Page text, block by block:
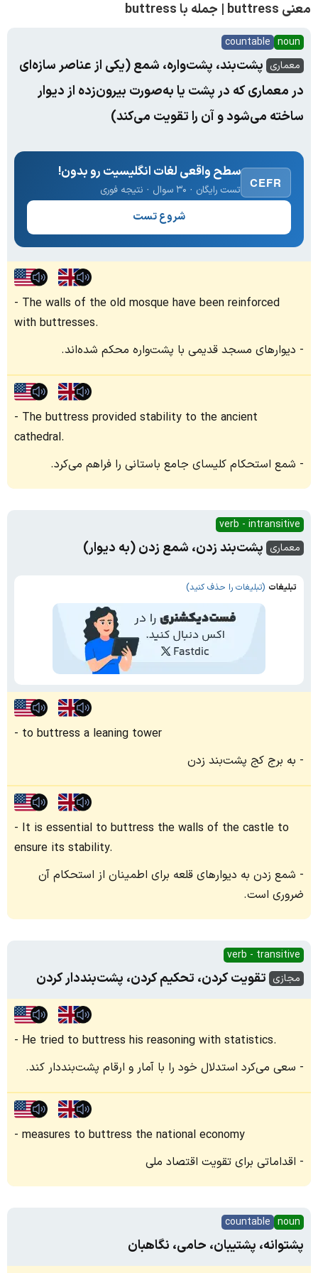
معنی buttress | جمله با buttress
noun
countable
معماری پشت‌بند، پشت‌واره، شمع (یکی از عناصر سازه‌ای
در معماری که در پشت یا به‌صورت بیرون‌زده از دیوار
ساخته می‌شود و آن را تقویت می‌کند)
CEFR
سطح واقعی لغات انگلیسیت رو بدون!
تست رایگان · ۳۰ سوال · نتیجه فوری
شروع تست
The walls of the old mosque have been reinforced
with buttresses.
دیوارهای مسجد قدیمی با پشت‌واره محکم شده‌اند.
The buttress provided stability to the ancient
cathedral.
شمع استحکام کلیسای جامع باستانی را فراهم می‌کرد.
verb - intransitive
معماری پشت‌بند زدن، شمع زدن (به دیوار)
تبلیغات (تبلیغات را حذف کنید)
to buttress a leaning tower
به برج کج پشت‌بند زدن
It is essential to buttress the walls of the castle to
ensure its stability.
شمع زدن به دیوارهای قلعه برای اطمینان از استحکام آن
ضروری است.
verb - transitive
مجازی تقویت کردن، تحکیم کردن، پشت‌بنددار کردن
He tried to buttress his reasoning with statistics.
سعی می‌کرد استدلال خود را با آمار و ارقام پشت‌بنددار کند.
measures to buttress the national economy
اقداماتی برای تقویت اقتصاد ملی
noun
countable
پشتوانه، پشتیبان، حامی، نگاهبان